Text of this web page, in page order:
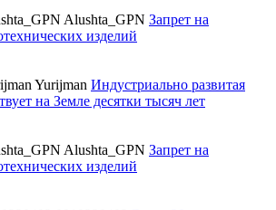
Alushta_GPN Запрет на
изделий
Yurijman Индустриально развитая
на Земле десятки тысяч лет
Alushta_GPN Запрет на
изделий